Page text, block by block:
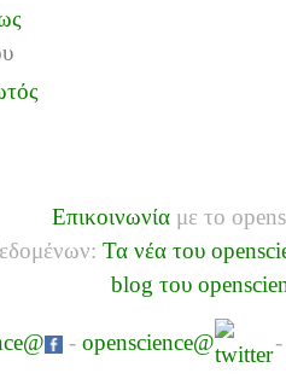
Επικοινωνία με το
Τα νέα του
blog του
- openscience@